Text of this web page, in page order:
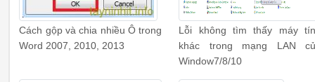
Cách gộp và chia nhiều Ô trong
Word 2007, 2010, 2013
Lỗi không tìm thấy máy
khác trong mạng LAN
Window7/8/10